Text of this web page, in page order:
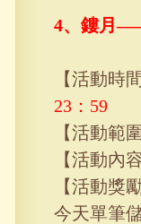
4、 鏤月
【活動時
23 ： 59
【活動範
【活動內
【活動獎
今天單筆